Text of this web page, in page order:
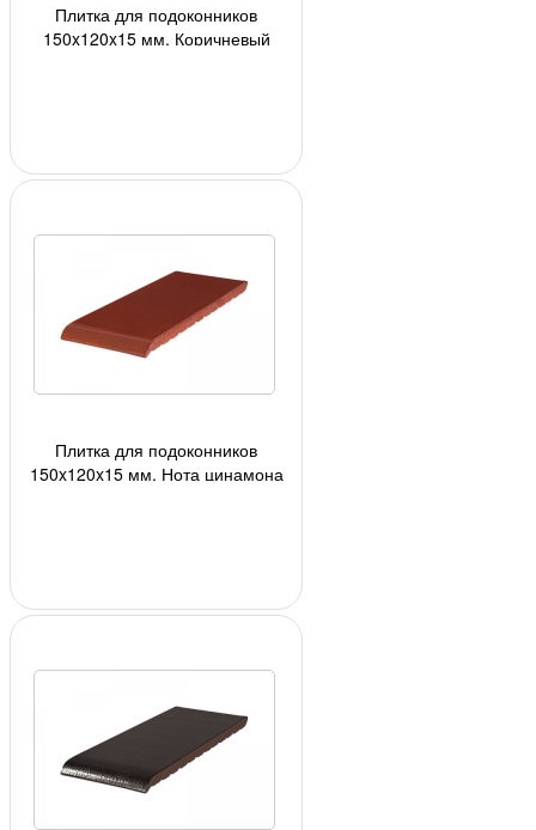
Плитка для подоконников
150x120x15 мм, Коричневый
Плитка для подоконников
150x120x15 мм, Нота цинамона